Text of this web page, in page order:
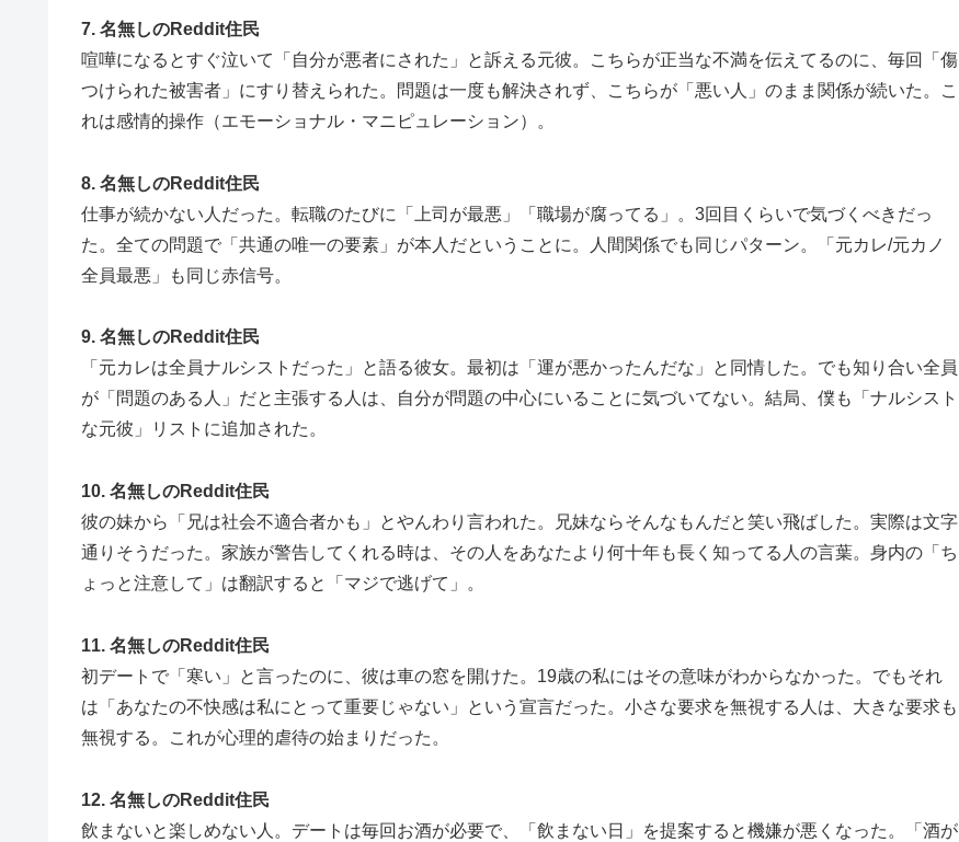
7. 名無しのReddit住民
喧嘩になるとすぐ泣いて「自分が悪者にされた」と訴える元彼。こちらが正当な不満を伝えてるのに、毎回「傷
つけられた被害者」にすり替えられた。問題は一度も解決されず、こちらが「悪い人」のまま関係が続いた。こ
れは感情的操作（エモーショナル・マニピュレーション）。
8. 名無しのReddit住民
仕事が続かない人だった。転職のたびに「上司が最悪」「職場が腐ってる」。3回目くらいで気づくべきだっ
た。全ての問題で「共通の唯一の要素」が本人だということに。人間関係でも同じパターン。「元カレ/元カノ
全員最悪」も同じ赤信号。
9. 名無しのReddit住民
「元カレは全員ナルシストだった」と語る彼女。最初は「運が悪かったんだな」と同情した。でも知り合い全員
が「問題のある人」だと主張する人は、自分が問題の中心にいることに気づいてない。結局、僕も「ナルシスト
な元彼」リストに追加された。
10. 名無しのReddit住民
彼の妹から「兄は社会不適合者かも」とやんわり言われた。兄妹ならそんなもんだと笑い飛ばした。実際は文字
通りそうだった。家族が警告してくれる時は、その人をあなたより何十年も長く知ってる人の言葉。身内の「ち
ょっと注意して」は翻訳すると「マジで逃げて」。
11. 名無しのReddit住民
初デートで「寒い」と言ったのに、彼は車の窓を開けた。19歳の私にはその意味がわからなかった。でもそれ
は「あなたの不快感は私にとって重要じゃない」という宣言だった。小さな要求を無視する人は、大きな要求も
無視する。これが心理的虐待の始まりだった。
12. 名無しのReddit住民
飲まないと楽しめない人。デートは毎回お酒が必要で、「飲まない日」を提案すると機嫌が悪くなった。「酒が